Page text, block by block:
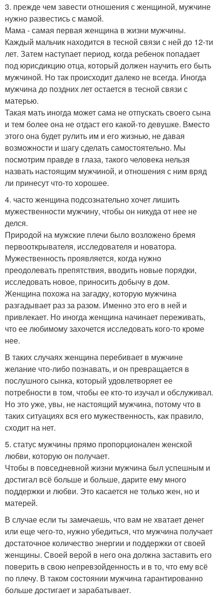
3. прежде чем завести отношения с женщиной, мужчине
нужно развестись с мамой.
Мама - самая первая женщина в жизни мужчины.
Каждый мальчик находится в тесной связи с ней до 12-ти
лет. Затем наступает период, когда ребенок попадает
под юрисдикцию отца, который должен научить его быть
мужчиной. Но так происходит далеко не всегда. Иногда
мужчина до поздних лет остается в тесной связи с
матерью.
Такая мать иногда может сама не отпускать своего сына
и тем более она не отдаст его какой-то девушке. Вместо
этого она будет рулить им и его жизнью, не давая
возможности и шагу сделать самостоятельно. Мы
посмотрим правде в глаза, такого человека нельзя
назвать настоящим мужчиной, и отношения с ним вряд
ли принесут что-то хорошее.
4. часто женщина подсознательно хочет лишить
мужественности мужчину, чтобы он никуда от нее не
делся.
Природой на мужские плечи было возложено бремя
первооткрывателя, исследователя и новатора.
Мужественность проявляется, когда нужно
преодолевать препятствия, вводить новые порядки,
исследовать новое, приносить добычу в дом.
Женщина похожа на загадку, которую мужчина
разгадывает раз за разом. Именно это его в ней и
привлекает. Но иногда женщина начинает переживать,
что ее любимому захочется исследовать кого-то кроме
нее.
В таких случаях женщина перебивает в мужчине
желание что-либо познавать, и он превращается в
послушного сынка, который удовлетворяет ее
потребности в том, чтобы ее кто-то изучал и обслуживал.
Но это уже, увы, не настоящий мужчина, потому что в
таких ситуациях вся его мужественность, как правило,
сходит на нет.
5. статус мужчины прямо пропорционален женской
любви, которую он получает.
Чтобы в повседневной жизни мужчина был успешным и
достигал всё больше и больше, дарите ему много
поддержки и любви. Это касается не только жен, но и
матерей.
В случае если ты замечаешь, что вам не хватает денег
или еще чего-то, нужно убедиться, что мужчина получает
достаточное количество энергии и поддержки от своей
женщины. Своей верой в него она должна заставить его
поверить в свою непревзойденность и в то, что ему всё
по плечу. В таком состоянии мужчина гарантированно
больше достигает и зарабатывает.